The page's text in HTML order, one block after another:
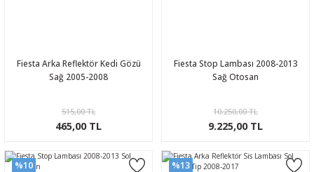
Fiesta Arka Reflektör Kedi Gözü
Sağ 2005-2008
515,00 TL
465,00 TL
Fiesta Stop Lambası 2008-2013
Sağ Otosan
10.250,00 TL
9.225,00 TL
%10 %13